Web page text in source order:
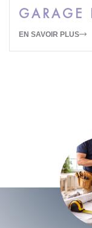
GARAGE
EN SAVOIR PLUS